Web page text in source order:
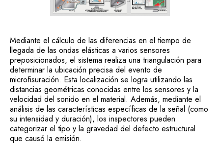
Mediante el cálculo de las diferencias en el tiempo de
llegada de las ondas elásticas a varios sensores
preposicionados, el sistema realiza una triangulación para
determinar la ubicación precisa del evento de
microfisuración. Esta localización se logra utilizando las
distancias geométricas conocidas entre los sensores y la
velocidad del sonido en el material. Además, mediante el
análisis de las características específicas de la señal (como
su intensidad y duración), los inspectores pueden
categorizar el tipo y la gravedad del defecto estructural
que causó la emisión.